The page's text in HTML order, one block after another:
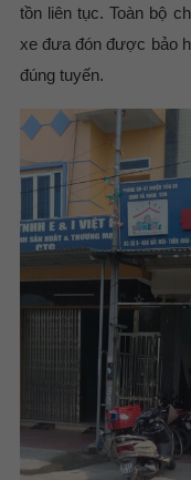
tồn liên tục. Toàn bộ
xe đưa đón được bảo
đúng tuyến.